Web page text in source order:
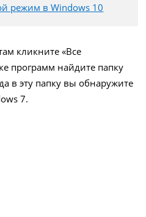
режим в Windows 10
кликните «Все
программ найдите папку
в эту папку вы обнаружите
7.